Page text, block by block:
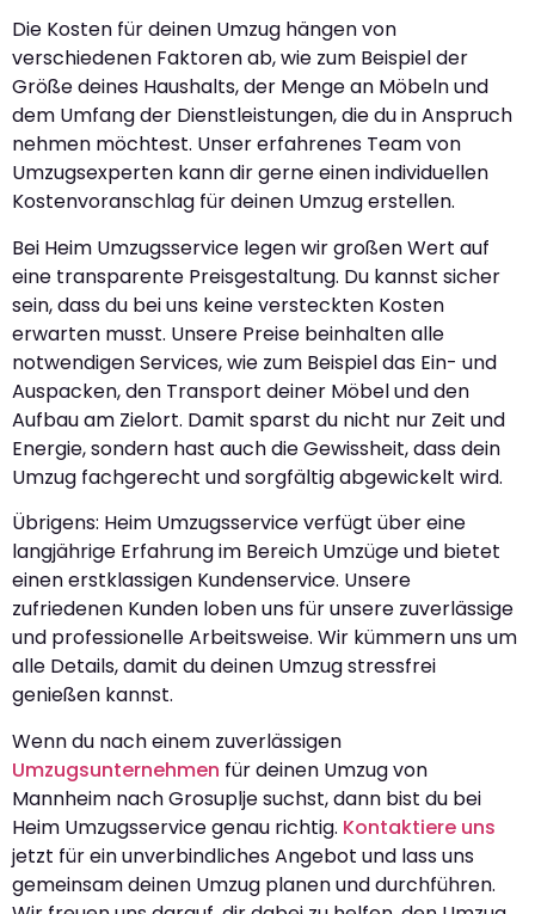
Die Kosten für deinen Umzug hängen von
verschiedenen Faktoren ab, wie zum Beispiel der
Größe deines Haushalts, der Menge an Möbeln und
dem Umfang der Dienstleistungen, die du in Anspruch
nehmen möchtest. Unser erfahrenes Team von
Umzugsexperten kann dir gerne einen individuellen
Kostenvoranschlag für deinen Umzug erstellen.
Bei Heim Umzugsservice legen wir großen Wert auf
eine transparente Preisgestaltung. Du kannst sicher
sein, dass du bei uns keine versteckten Kosten
erwarten musst. Unsere Preise beinhalten alle
notwendigen Services, wie zum Beispiel das Ein- und
Auspacken, den Transport deiner Möbel und den
Aufbau am Zielort. Damit sparst du nicht nur Zeit und
Energie, sondern hast auch die Gewissheit, dass dein
Umzug fachgerecht und sorgfältig abgewickelt wird.
Übrigens: Heim Umzugsservice verfügt über eine
langjährige Erfahrung im Bereich Umzüge und bietet
einen erstklassigen Kundenservice. Unsere
zufriedenen Kunden loben uns für unsere zuverlässige
und professionelle Arbeitsweise. Wir kümmern uns um
alle Details, damit du deinen Umzug stressfrei
genießen kannst.
Wenn du nach einem zuverlässigen
Umzugsunternehmen für deinen Umzug von
Mannheim nach Grosuplje suchst, dann bist du bei
Heim Umzugsservice genau richtig. Kontaktiere uns
jetzt für ein unverbindliches Angebot und lass uns
gemeinsam deinen Umzug planen und durchführen.